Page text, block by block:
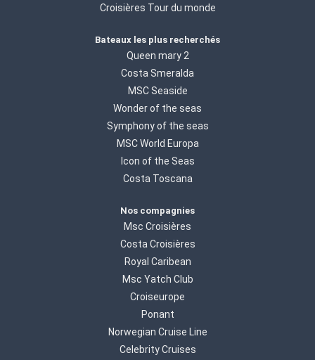
Croisières Tour du monde
Bateaux les plus recherchés
Queen mary 2
Costa Smeralda
MSC Seaside
Wonder of the seas
Symphony of the seas
MSC World Europa
Icon of the Seas
Costa Toscana
Nos compagnies
Msc Croisières
Costa Croisières
Royal Caribean
Msc Yatch Club
Croiseurope
Ponant
Norwegian Cruise Line
Celebrity Cruises